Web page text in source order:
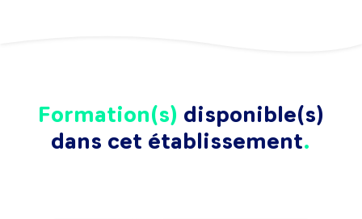
Formation(s) disponible(s)
dans cet établissement